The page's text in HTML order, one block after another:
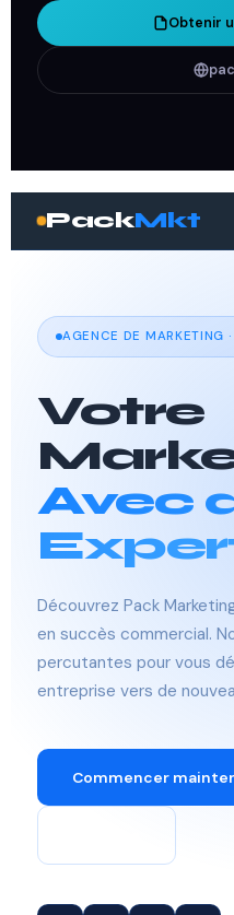
Obtenir
PackMkt
AGENCE DE MARKETING
Votre
Avec
Découvrez Pack
en succès commercial.
percutantes pour vous
entreprise vers de
Commencer